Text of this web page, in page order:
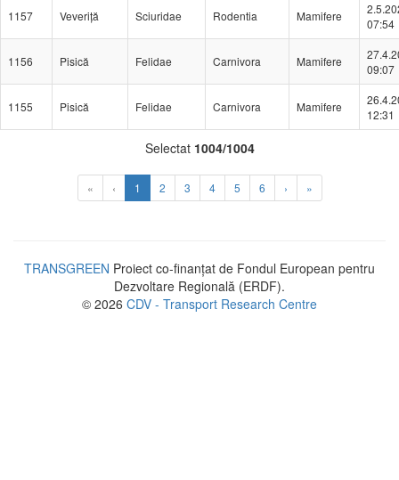
1157 Veveriță Sciuridae Rodentia Mamifere
07:54
1156 Pisică Felidae Carnivora Mamifere
09:07
1155 Pisică Felidae Carnivora Mamifere
12:31
Selectat 1004/1004
« ‹ 1 (Aktuální)
2 3 4 5 6 › »
TRANSGREEN Proiect co-finanțat de Fondul European pentru
Dezvoltare Regională (ERDF).
© 2026 CDV - Transport Research Centre